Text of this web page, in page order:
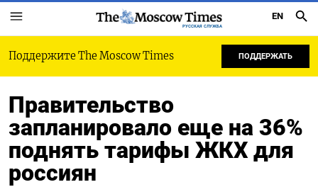
РУССКАЯ СЛУЖБА
EN
Поддержите The Moscow Times ПОДДЕРЖАТЬ
Правительство
запланировало еще на 36%
поднять тарифы ЖКХ для
россиян